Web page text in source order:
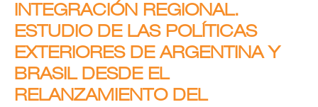
INTEGRACIÓN REGIONAL.
ESTUDIO DE LAS POLÍTICAS
EXTERIORES DE ARGENTINA Y
BRASIL DESDE EL
RELANZAMIENTO DEL